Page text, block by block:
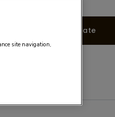
Cadouri Personalizate
site navigation,